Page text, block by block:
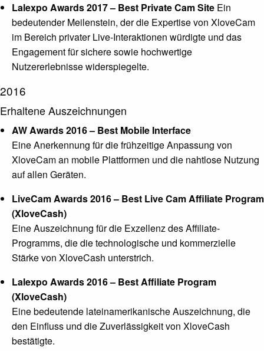
Lalexpo Awards 2017 – Best Private Cam Site Ein
bedeutender Meilenstein, der die Expertise von XloveCam
im Bereich privater Live-Interaktionen würdigte und das
Engagement für sichere sowie hochwertige
Nutzererlebnisse widerspiegelte.
2016
Erhaltene Auszeichnungen
AW Awards 2016 – Best Mobile Interface
Eine Anerkennung für die frühzeitige Anpassung von
XloveCam an mobile Plattformen und die nahtlose Nutzung
auf allen Geräten.
LiveCam Awards 2016 – Best Live Cam Affiliate Program
(XloveCash)
Eine Auszeichnung für die Exzellenz des Affiliate-
Programms, die die technologische und kommerzielle
Stärke von XloveCash unterstrich.
Lalexpo Awards 2016 – Best Affiliate Program
(XloveCash)
Eine bedeutende lateinamerikanische Auszeichnung, die
den Einfluss und die Zuverlässigkeit von XloveCash
bestätigte.